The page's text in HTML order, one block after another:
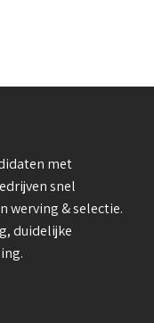
met
snel
werving & selectie.
duidelijke